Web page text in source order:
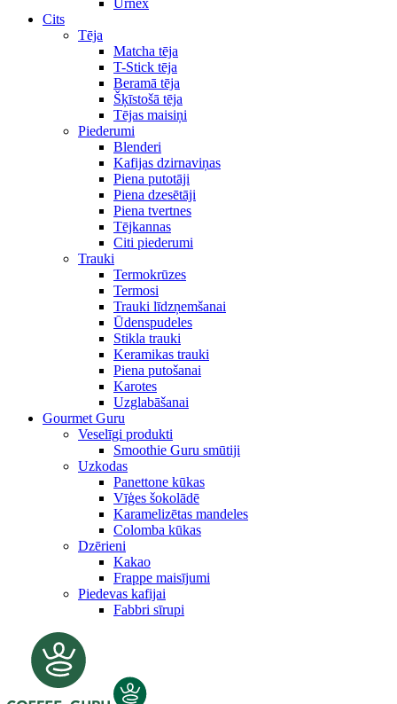
Urnex
Cits
Tēja
Matcha tēja
T-Stick tēja
Beramā tēja
Šķīstošā tēja
Tējas maisiņi
Piederumi
Blenderi
Kafijas dzirnaviņas
Piena putotāji
Piena dzesētāji
Piena tvertnes
Tējkannas
Citi piederumi
Trauki
Termokrūzes
Termosi
Trauki līdzņemšanai
Ūdenspudeles
Stikla trauki
Keramikas trauki
Piena putošanai
Karotes
Uzglabāšanai
Gourmet Guru
Veselīgi produkti
Smoothie Guru smūtiji
Uzkodas
Panettone kūkas
Vīģes šokolādē
Karamelizētas mandeles
Colomba kūkas
Dzērieni
Kakao
Frappe maisījumi
Piedevas kafijai
Fabbri sīrupi